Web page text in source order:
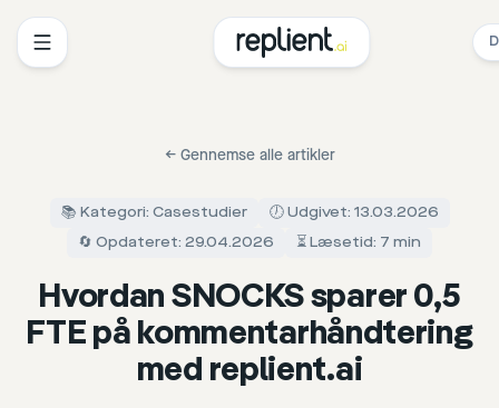
← Gennemse alle artikler
📚 Kategori: Casestudier
🕖 Udgivet: 13.03.2026
🔄 Opdateret: 29.04.2026
⏳ Læsetid: 7 min
Hvordan SNOCKS sparer 0,5
FTE på kommentarhåndtering
med replient.ai